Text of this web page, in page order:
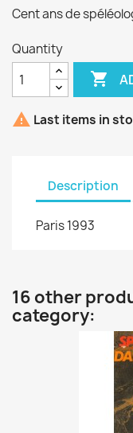
Cent ans de
Quantity

 Last items in
Description
Paris 1993
16 other
category: